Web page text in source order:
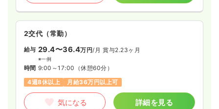
日勤のみ（常勤）
給与 29.5万円〜/月 賞与4.2ヶ月
※経験10年の例
時間 8:30～17:00 （休憩60分）
日祝休み
月給29万円以上可
気になる 詳細を見る
2交代（常勤）
給与 29.4〜36.4万円/月 賞与2.23ヶ月
※一例
時間 9:00～17:00 （休憩60分）
4週8休以上
月給36万円以上可
気になる 詳細を見る